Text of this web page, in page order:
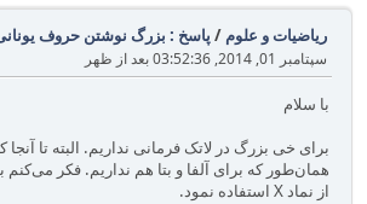
ریاضیات و علوم / پاسخ : بزرگ نوشتن حروف
سپتامبر 01, 2014, 03:52:36 بعد از ظهر
با سلام
برای خی بزرگ در لاتک فرمانی نداریم. البته تا
همان‌طور که برای آلفا و بتا هم نداریم. فکر
از نماد X استفاده نمود.